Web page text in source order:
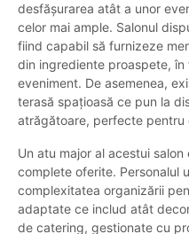
desfășurarea atât a unor
celor mai ample. Salonul
fiind capabil să furnizeze
din ingrediente proaspete,
eveniment. De asemenea,
terasă spațioasă ce pun la
atrăgătoare, perfecte
Un atu major al acestui
complete oferite. Personalul
complexitatea organizării
adaptate ce includ atât
de catering, gestionate cu